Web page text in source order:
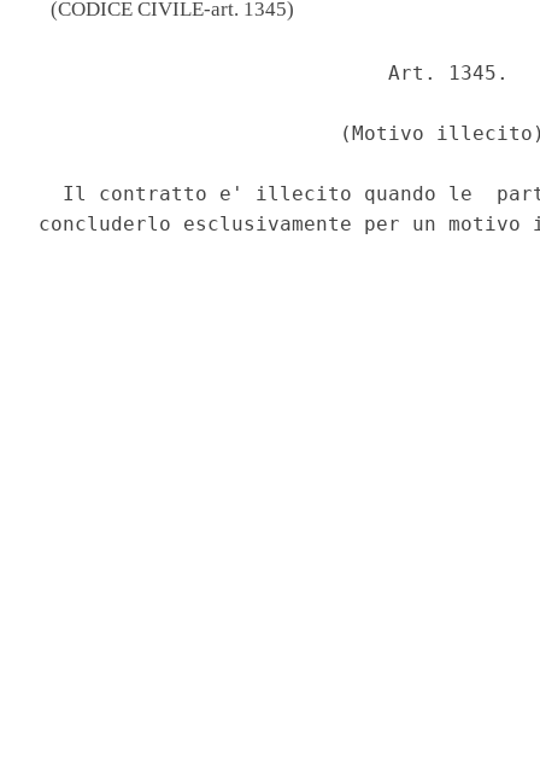
(CODICE CIVILE-art. 1345)
                             Art. 1345.
(Motivo
Il contratto e' illecito quando le
concluderlo esclusivamente per un